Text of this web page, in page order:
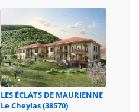
LES ÉCLATS DE MAURIENNE
Le Cheylas (38570)